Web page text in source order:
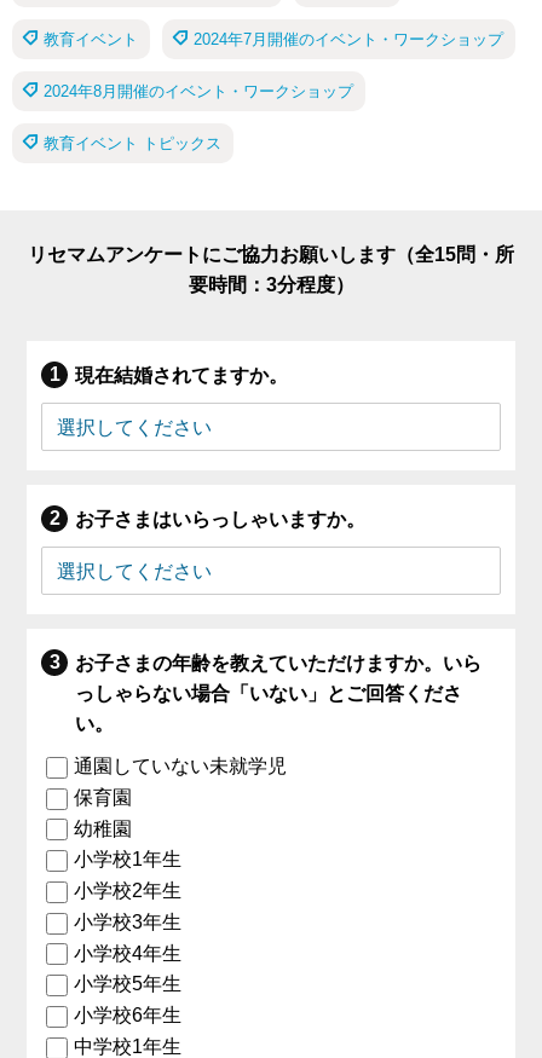
教育イベント 2024年7月開催のイベント・ワークショップ
2024年8月開催のイベント・ワークショップ
教育イベント トピックス
リセマムアンケートにご協力お願いします（全15問・所
要時間：3分程度）
現在結婚されてますか。
お子さまはいらっしゃいますか。
お子さまの年齢を教えていただけますか。いら
っしゃらない場合「いない」とご回答くださ
い。
通園していない未就学児
保育園
幼稚園
小学校1年生
小学校2年生
小学校3年生
小学校4年生
小学校5年生
小学校6年生
中学校1年生